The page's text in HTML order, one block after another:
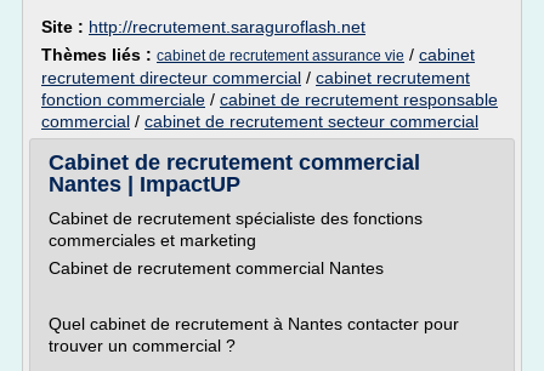
Site : http://recrutement.saraguroflash.net
Thèmes liés : cabinet de recrutement assurance vie / cabinet
recrutement directeur commercial / cabinet recrutement
fonction commerciale / cabinet de recrutement responsable
commercial / cabinet de recrutement secteur commercial
Cabinet de recrutement commercial
Nantes | ImpactUP
Cabinet de recrutement spécialiste des fonctions
commerciales et marketing
Cabinet de recrutement commercial Nantes
Quel cabinet de recrutement à Nantes contacter pour
trouver un commercial ?